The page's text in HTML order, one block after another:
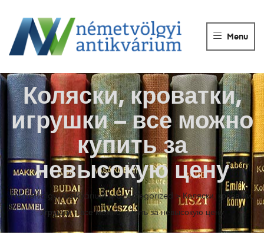
ANTIKVÁRIUM
Könyvek
eladása.
Menu
Németvölgyi Antikvárium>Uncategorized > Коляски, кроватки,
игрушки – все можно купить за невысокую цену
Коляски, кроватки,
игрушки – все можно
купить за
невысокую цену